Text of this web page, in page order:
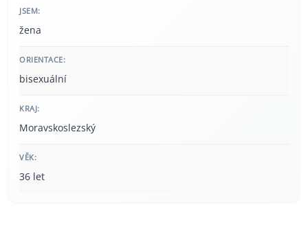
JSEM:
žena
ORIENTACE:
bisexuální
KRAJ:
Moravskoslezský
VĚK:
36 let